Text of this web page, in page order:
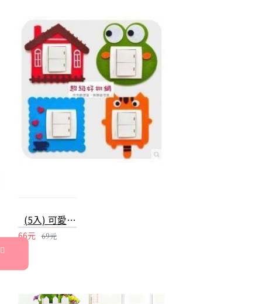
(5入) 可愛卡通鏤空開關貼 家居牆壁貼 不傷牆壁 免黏開關套
66元 69元